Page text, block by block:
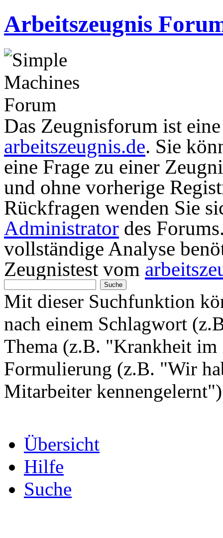
Arbeitszeugnis
Das Zeugnisforum ist
arbeitszeugnis.de. Sie
eine Frage zu einer
und ohne vorherige
Rückfragen wenden Sie
Administrator des
vollständige Analyse
Zeugnistest vom
Mit dieser Suchfunktion
nach einem Schlagwort
Thema (z.B. "Krankheit im
Formulierung (z.B. "Wir
Mitarbeiter
Übersicht
Hilfe
Suche